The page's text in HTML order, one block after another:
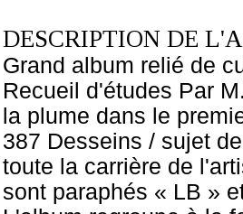
DESCRIPTION DE
Grand album relié de
Recueil d'études Par
la plume dans le
387 Desseins / sujet
toute la carrière de
sont paraphés « LB »